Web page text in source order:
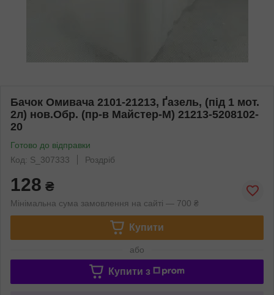
Бачок Омивача 2101-21213, Ґазель, (під 1 мот.
2л) нов.Обр. (пр-в Майстер-М) 21213-5208102-
20
Готово до відправки
Код: S_307333
Роздріб
128 ₴
Мінімальна сума замовлення на сайті — 700 ₴
Купити
або
Купити з